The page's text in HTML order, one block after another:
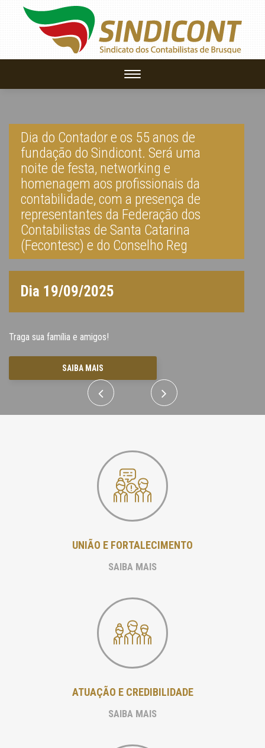
Toggle
navigation
Dia do Contador e os 55 anos de
fundação do Sindicont. Será uma
noite de festa, networking e
homenagem aos profissionais da
contabilidade, com a presença de
representantes da Federação dos
Contabilistas de Santa Catarina
(Fecontesc) e do Conselho Reg
Dia 19/09/2025
Traga sua família e amigos!
SAIBA MAIS
PARTICIPE DE
NOSSOS CURSOS
O Sindicont promove cursos especialmente selecionados para
empresários, profissionais ou estudantes da área.
CONHEÇA O
SINDICONT BRUSQUE
Somos uma entidade representativa do setor profissional
contábil, que desenvolve e participa de relevantes serviços em
benefício de toda a comunidade sul catarinense, por meio da
atuação efetiva de seus componentes em importantes ações
empresariais,
CERTIFICADO
DIGITAL
O documento virtual que oferece mais praticidade e segurança
nas transações on-line.
UNIÃO E FORTALECIMENTO
SAIBA MAIS
ATUAÇÃO E CREDIBILIDADE
SAIBA MAIS